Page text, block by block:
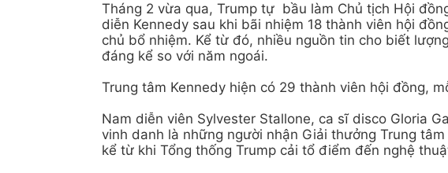
Tháng 2 vừa qua, Trump tự bầu làm Chủ tịch Hội
diễn Kennedy sau khi bãi nhiệm 18 thành viên hội
chủ bổ nhiệm. Kể từ đó, nhiều nguồn tin cho biết
đáng kể so với năm ngoái.
Trung tâm Kennedy hiện có 29 thành viên hội đồng,
Nam diễn viên Sylvester Stallone, ca sĩ disco Gloria
vinh danh là những người nhận Giải thưởng Trung
kể từ khi Tổng thống Trump cải tổ điểm đến nghệ